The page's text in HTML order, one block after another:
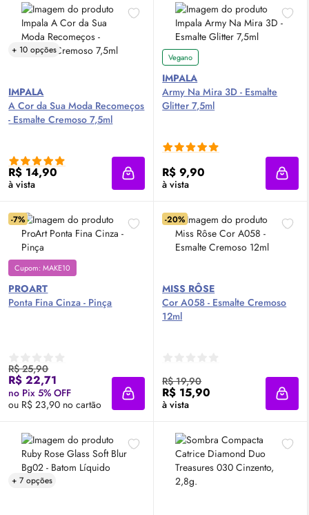
+ 10 opções
IMPALA
A Cor da Sua Moda Recomeços
- Esmalte Cremoso 7,5ml
R$ 14,90
à vista Adicionar à sacola
Vegano
IMPALA
Army Na Mira 3D - Esmalte
Glitter 7,5ml
R$ 9,90
à vista
-7%
Cupom: MAKE10
PROART
Ponta Fina Cinza - Pinça
R$ 25,90
R$ 22,71
no Pix 5% OFF
ou R$ 23,90 no cartão
Adicionar à sacola
-20%
MISS RÔSE
Cor A058 - Esmalte Cremoso
12ml
R$ 19,90
R$ 15,90
à vista
+ 7 opções